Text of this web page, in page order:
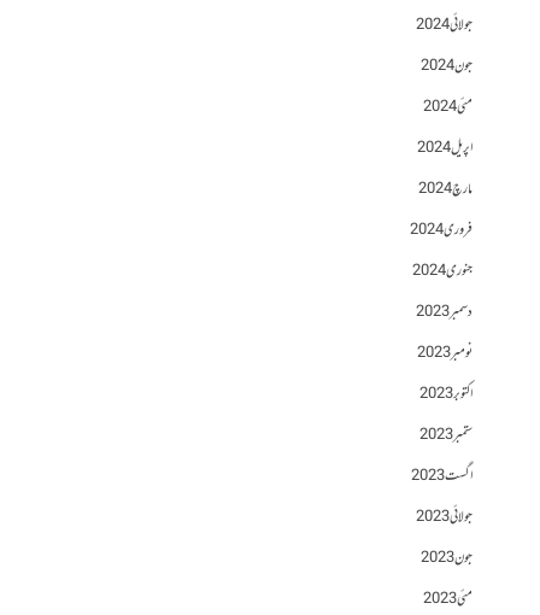
جولائی 2024
جون 2024
مئی 2024
اپریل 2024
مارچ 2024
فروری 2024
جنوری 2024
دسمبر 2023
نومبر 2023
اکتوبر 2023
ستمبر 2023
اگست 2023
جولائی 2023
جون 2023
مئی 2023